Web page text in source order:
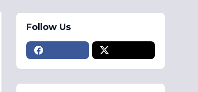
Follow Us